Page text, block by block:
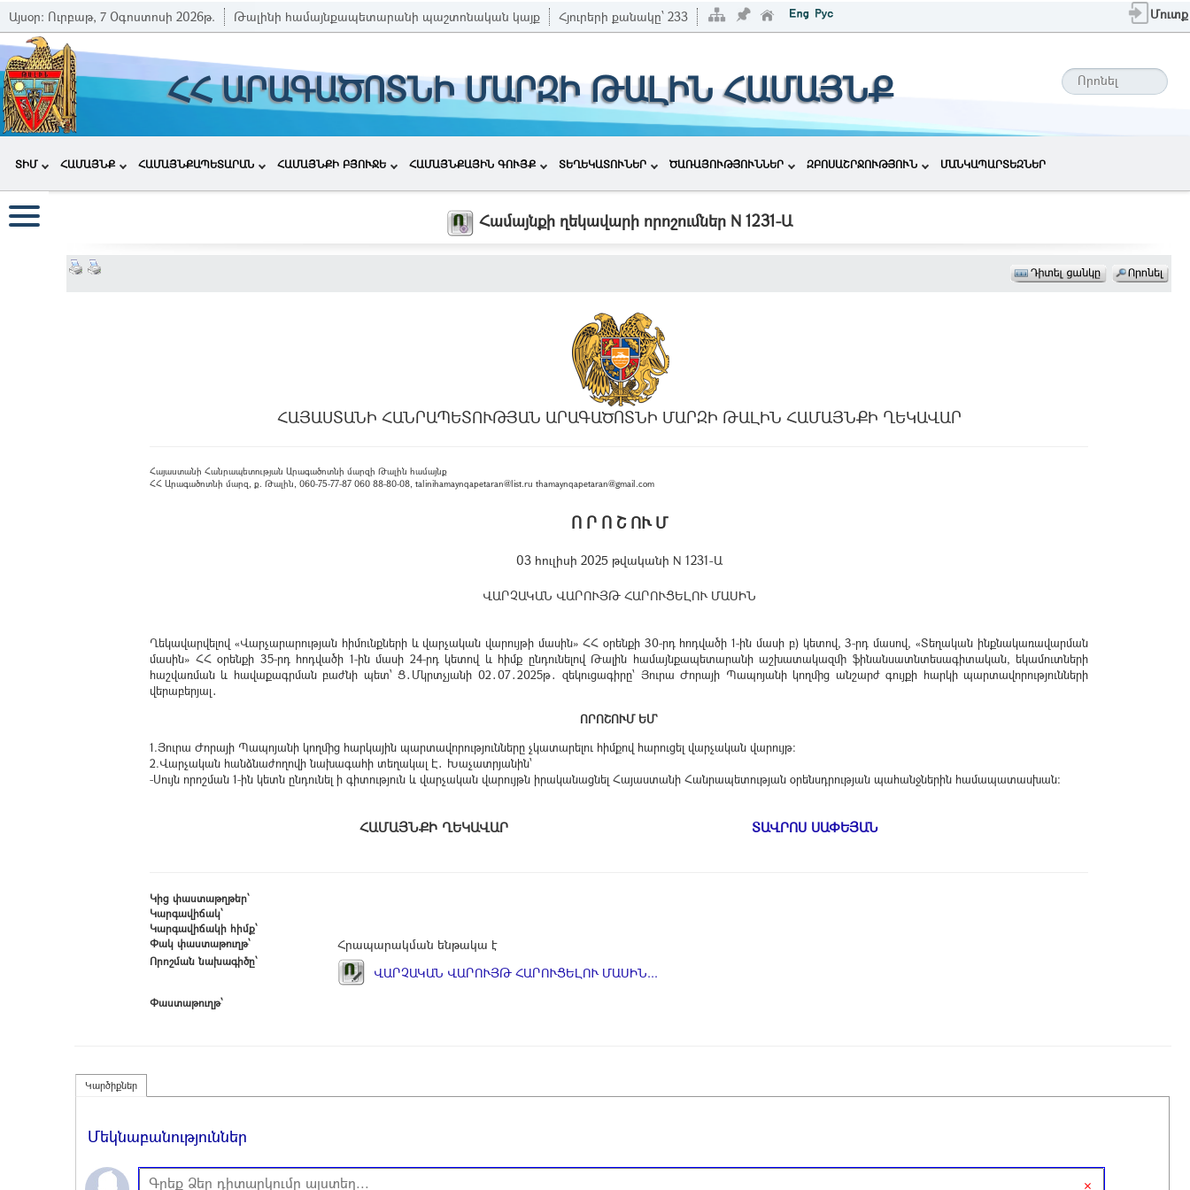
Այսօր: Ուրբաթ, 7 Օգոստոսի 2026թ. Թալինի համայնքապետարանի պաշտոնական կայք Հյուրերի քանակը՝ 233 Մուտք
ՀՀ ԱՐԱԳԱԾՈՏՆԻ ՄԱՐԶԻ ԹԱԼԻՆ ՀԱՄԱՅՆՔ
ՏԻՄ ՀԱՄԱՅՆՔ ՀԱՄԱՅՆՔԱՊԵՏԱՐԱՆ ՀԱՄԱՅՆՔԻ ԲՅՈՒՋԵ ՀԱՄԱՅՆՔԱՅԻՆ ԳՈՒՅՔ ՏԵՂԵԿԱՏՈՒՆԵՐ ԾԱՌԱՅՈՒԹՅՈՒՆՆԵՐ ԶԲՈՍԱՇՐՋՈՒԹՅՈՒՆ ՄԱՆԿԱՊԱՐՏԵԶՆԵՐ
Համայնքի ղեկավարի որոշումներ N 1231-Ա
ՀԱՅԱՍՏԱՆԻ ՀԱՆՐԱՊԵՏՈՒԹՅԱՆ ԱՐԱԳԱԾՈՏՆԻ ՄԱՐԶԻ ԹԱԼԻՆ ՀԱՄԱՅՆՔԻ ՂԵԿԱՎԱՐ
Հայաստանի Հանրապետության Արագածոտնի մարզի Թալին համայնք
ՀՀ Արագածոտնի մարզ, ք. Թալին, 060-75-77-87 060 88-80-08, talinihamaynqapetaran@list.ru thamaynqapetaran@gmail.com
Ո Ր Ո Շ ՈՒ Մ
03 հուլիսի 2025 թվականի N 1231-Ա
ՎԱՐՉԱԿԱՆ ՎԱՐՈՒՅԹ ՀԱՐՈՒՑԵԼՈՒ ՄԱՍԻՆ
Ղեկավարվելով «Վարչարարության հիմունքների և վարչական վարույթի մասին» ՀՀ օրենքի 30-րդ հոդվածի 1-ին մասի բ) կետով, 3-րդ մասով, «Տեղական ինքնակառավարման
մասին» ՀՀ օրենքի 35-րդ հոդվածի 1-ին մասի 24-րդ կետով և հիմք ընդունելով Թալին համայնքապետարանի աշխատակազմի ֆինանսատնտեսագիտական, եկամուտների
հաշվառման և հավաքագրման բաժնի պետ՝ Ց․Մկրտչյանի 02․07․2025թ․ զեկուցագիրը՝ Յուրա Ժորայի Պապոյանի կողմից անշարժ գույքի հարկի պարտավորությունների
վերաբերյալ․
ՈՐՈՇՈՒՄ ԵՄ`
1.Յուրա Ժորայի Պապոյանի կողմից հարկային պարտավորությունները չկատարելու հիմքով հարուցել վարչական վարույթ։
2.Վարչական հանձնաժողովի նախագահի տեղակալ Է․ Խաչատրյանին՝
-Սույն որոշման 1-ին կետն ընդունել ի գիտություն և վարչական վարույթն իրականացնել Հայաստանի Հանրապետության օրենսդրության պահանջներին համապատասխան։
ՀԱՄԱՅՆՔԻ ՂԵԿԱՎԱՐ ՏԱՎՐՈՍ ՍԱՓԵՅԱՆ
Կից փաստաթղթեր՝
Կարգավիճակ՝
Կարգավիճակի հիմք՝
Փակ փաստաթուղթ՝
Հրապարակման ենթակա է
Որոշման նախագիծը՝
ՎԱՐՉԱԿԱՆ ՎԱՐՈՒՅԹ ՀԱՐՈՒՑԵԼՈՒ ՄԱՍԻՆ...
Փաստաթուղթ՝
Կարծիքներ
Մեկնաբանություններ
×